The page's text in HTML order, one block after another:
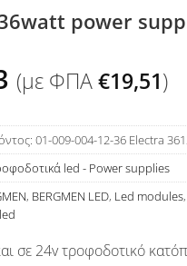
power
(με ΦΠΑ€19,51)
01-009-004-12-36 Electra
led - Power supplies
, BERGMEN LED, Led modules,
σε 24v τροφοδοτικό